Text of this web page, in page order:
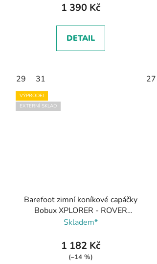
1 390 Kč
DETAIL
29 31 27
VÝPRODEJ
EXTERNÍ SKLAD
Barefoot zimní koníkové capáčky
Bobux XPLORER - ROVER
ARCTIC LILAS, Bobux
Skladem*
1 182 Kč
(–14 %)